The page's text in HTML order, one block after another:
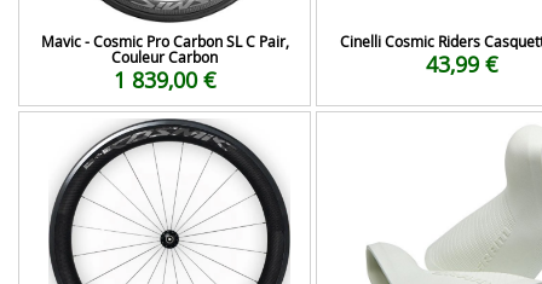
Mavic - Cosmic Pro Carbon SL C Pair,
Couleur Carbon
1 839,00 €
Cinelli Cosmic Riders
43,99 €